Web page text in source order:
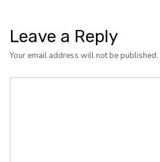
Leave a Reply
Your email address will not be published.